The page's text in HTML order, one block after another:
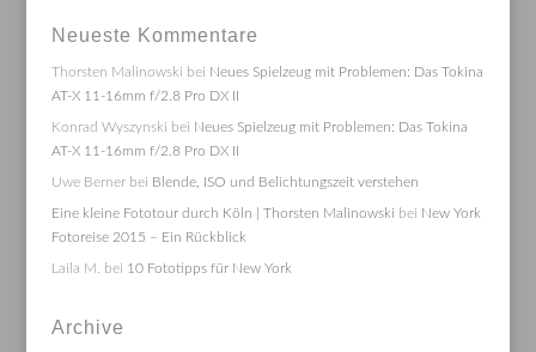
Neueste Kommentare
Thorsten Malinowski bei Neues Spielzeug mit Problemen: Das Tokina
AT-X 11-16mm f/2.8 Pro DX II
Konrad Wyszynski bei Neues Spielzeug mit Problemen: Das Tokina
AT-X 11-16mm f/2.8 Pro DX II
Uwe Bernerbei Blende, ISO und Belichtungszeit verstehen
Eine kleine Fototour durch Köln | Thorsten Malinowski bei New York
Fotoreise 2015 – Ein Rückblick
Laila M. bei 10 Fototipps für New York
Archive